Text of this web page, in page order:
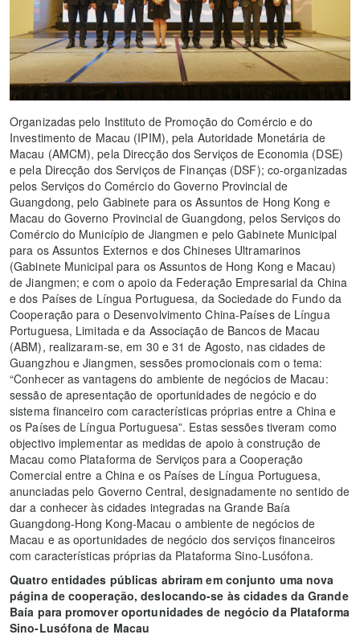
Organizadas pelo Instituto de Promoção do Comércio e do
Investimento de Macau (IPIM), pela Autoridade Monetária de
Macau (AMCM), pela Direcção dos Serviços de Economia (DSE)
e pela Direcção dos Serviços de Finanças (DSF); co-organizadas
pelos Serviços do Comércio do Governo Provincial de
Guangdong, pelo Gabinete para os Assuntos de Hong Kong e
Macau do Governo Provincial de Guangdong, pelos Serviços do
Comércio do Município de Jiangmen e pelo Gabinete Municipal
para os Assuntos Externos e dos Chineses Ultramarinos
(Gabinete Municipal para os Assuntos de Hong Kong e Macau)
de Jiangmen; e com o apoio da Federação Empresarial da China
e dos Países de Língua Portuguesa, da Sociedade do Fundo da
Cooperação para o Desenvolvimento China-Países de Língua
Portuguesa, Limitada e da Associação de Bancos de Macau
(ABM), realizaram-se, em 30 e 31 de Agosto, nas cidades de
Guangzhou e Jiangmen, sessões promocionais com o tema:
“Conhecer as vantagens do ambiente de negócios de Macau:
sessão de apresentação de oportunidades de negócio e do
sistema financeiro com características próprias entre a China e
os Países de Língua Portuguesa”. Estas sessões tiveram como
objectivo implementar as medidas de apoio à construção de
Macau como Plataforma de Serviços para a Cooperação
Comercial entre a China e os Países de Língua Portuguesa,
anunciadas pelo Governo Central, designadamente no sentido de
dar a conhecer às cidades integradas na Grande Baía
Guangdong-Hong Kong-Macau o ambiente de negócios de
Macau e as oportunidades de negócio dos serviços financeiros
com características próprias da Plataforma Sino-Lusófona.
Quatro entidades públicas abriram em conjunto uma nova
página de cooperação, deslocando-se às cidades da Grande
Baía para promover oportunidades de negócio da Plataforma
Sino-Lusófona de Macau